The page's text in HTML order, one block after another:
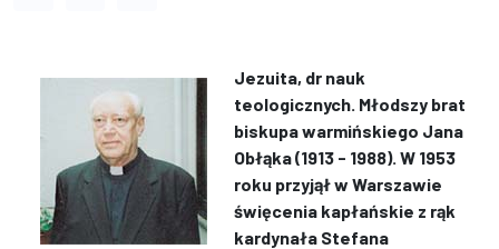
Jezuita, dr nauk
teologicznych. Młodszy brat
biskupa warmińskiego Jana
Obłąka (1913 - 1988). W 1953
roku przyjął w Warszawie
święcenia kapłańskie z rąk
kardynała Stefana